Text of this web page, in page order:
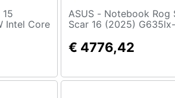
Intel Core
HD 16
TB SSD
ASUS - Notebook Rog Strix
Scar 16 (2025) G635lx-
275hx 32gb Nvidia
Rtx 5090 Ssd 2tb 16”
Retroilluminata
€ 4776,42